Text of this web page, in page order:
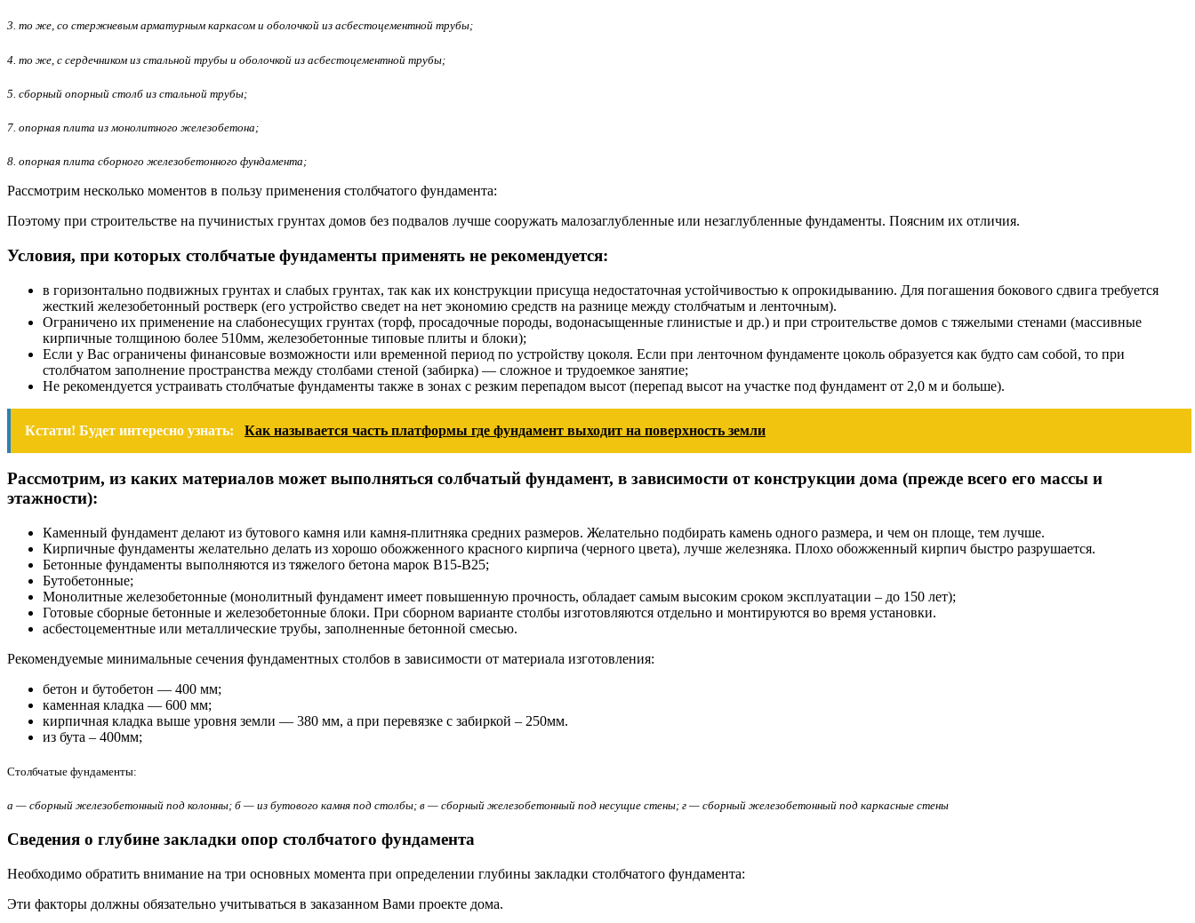
3. то же, со стержневым арматурным каркасом и оболочкой из асбестоцементной трубы;
4. то же, с сердечником из стальной трубы и оболочкой из асбестоцементной трубы;
5. сборный опорный столб из стальной трубы;
7. опорная плита из монолитного железобетона;
8. опорная плита сборного железобетонного фундамента;
Рассмотрим несколько моментов в пользу применения столбчатого фундамента:
Поэтому при строительстве на пучинистых грунтах домов без подвалов лучше сооружать малозаглубленные или незаглубленные фундаменты. Поясним их отличия.
Условия, при которых столбчатые фундаменты применять не рекомендуется:
в горизонтально подвижных грунтах и слабых грунтах, так как их конструкции присуща недостаточная устойчивостью к опрокидыванию. Для погашения бокового сдвига требуется
жесткий железобетонный ростверк (его устройство сведет на нет экономию средств на разнице между столбчатым и ленточным).
Ограничено их применение на слабонесущих грунтах (торф, просадочные породы, водонасыщенные глинистые и др.) и при строительстве домов с тяжелыми стенами (массивные
кирпичные толщиною более 510мм, железобетонные типовые плиты и блоки);
Если у Вас ограничены финансовые возможности или временной период по устройству цоколя. Если при ленточном фундаменте цоколь образуется как будто сам собой, то при
столбчатом заполнение пространства между столбами стеной (забирка) — сложное и трудоемкое занятие;
Не рекомендуется устраивать столбчатые фундаменты также в зонах с резким перепадом высот (перепад высот на участке под фундамент от 2,0 м и больше).
Кстати! Будет интересно узнать: Как называется часть платформы где фундамент выходит на поверхность земли
Рассмотрим, из каких материалов может выполняться солбчатый фундамент, в зависимости от конструкции дома (прежде всего его массы и
этажности):
Каменный фундамент делают из бутового камня или камня-плитняка средних размеров. Желательно подбирать камень одного размера, и чем он площе, тем лучше.
Кирпичные фундаменты желательно делать из хорошо обожженного красного кирпича (черного цвета), лучше железняка. Плохо обожженный кирпич быстро разрушается.
Бетонные фундаменты выполняются из тяжелого бетона марок В15-В25;
Бутобетонные;
Монолитные железобетонные (монолитный фундамент имеет повышенную прочность, обладает самым высоким сроком эксплуатации – до 150 лет);
Готовые сборные бетонные и железобетонные блоки. При сборном варианте столбы изготовляются отдельно и монтируются во время установки.
асбестоцементные или металлические трубы, заполненные бетонной смесью.
Рекомендуемые минимальные сечения фундаментных столбов в зависимости от материала изготовления:
бетон и бутобетон — 400 мм;
каменная кладка — 600 мм;
кирпичная кладка выше уровня земли — 380 мм, а при перевязке с забиркой – 250мм.
из бута – 400мм;
Столбчатые фундаменты:
а — сборный железобетонный под колонны; б — из бутового камня под столбы; в — сборный железобетонный под несущие стены; г — сборный железобетонный под каркасные стены
Сведения о глубине закладки опор столбчатого фундамента
Необходимо обратить внимание на три основных момента при определении глубины закладки столбчатого фундамента:
Эти факторы должны обязательно учитываться в заказанном Вами проекте дома.